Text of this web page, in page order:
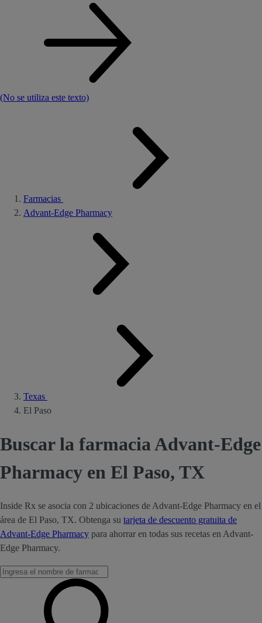
(No se utiliza este texto)
Farmacias
Advant-Edge Pharmacy
Texas
El Paso
Buscar la farmacia Advant-Edge
Pharmacy en El Paso, TX
Inside Rx se asocia con 2 ubicaciones de Advant-Edge Pharmacy en el
área de El Paso, TX. Obtenga su tarjeta de descuento gratuita de
Advant-Edge Pharmacy para ahorrar en todas sus recetas en Advant-
Edge Pharmacy.